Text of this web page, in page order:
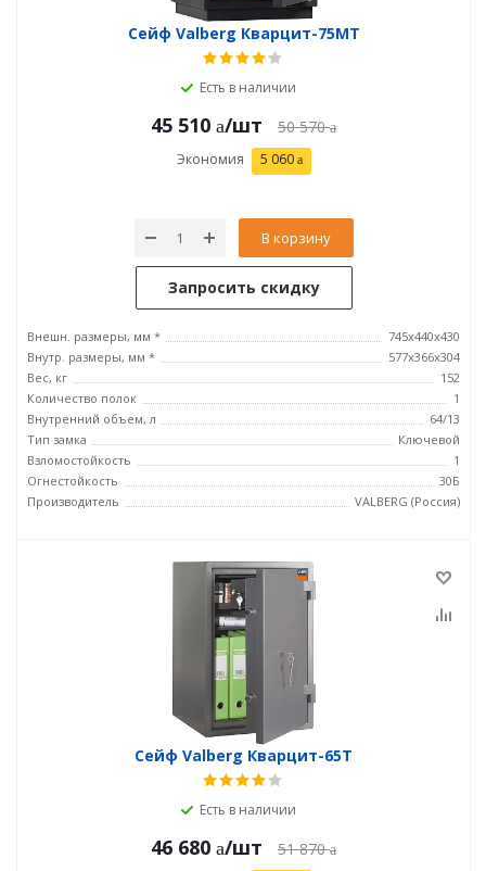
Сейф Valberg Кварцит-75MТ
Есть в наличии
45 510 /шт 50 570
Экономия 5 060
В корзину
Запросить скидку
Внешн. размеры, мм *
745х440х430
Внутр. размеры, мм *
577х366х304
Вес, кг
152
Количество полок
1
Внутренний объем, л
64/13
Тип замка
Ключевой
Взломостойкость
1
Огнестойкость
30Б
Производитель
VALBERG (Россия)
Сейф Valberg Кварцит-65Т
Есть в наличии
46 680 /шт 51 870